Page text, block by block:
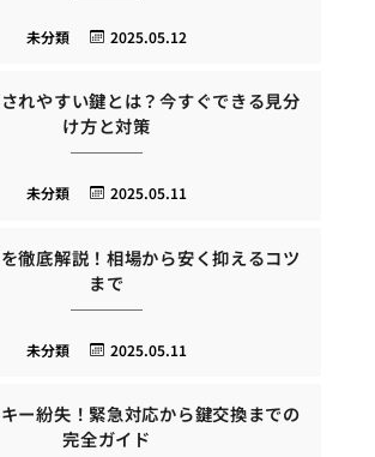
2025.05.12
未分類
れやすい鍵とは？今すぐできる見分
け方と対策
2025.05.11
未分類
徹底解説！相場から安く抑えるコツ
まで
2025.05.11
未分類
ー紛失！緊急対応から鍵交換までの
完全ガイド